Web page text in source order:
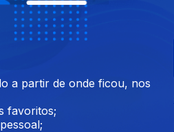
a partir de onde ficou, nos
favoritos;